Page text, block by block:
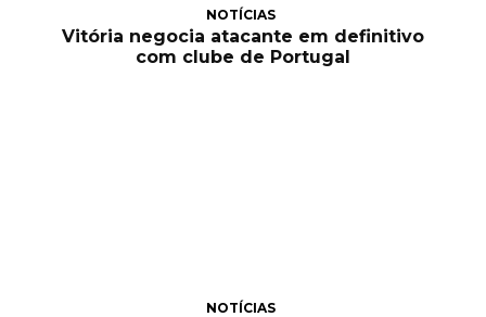
NOTÍCIAS
Vitória negocia atacante em definitivo
com clube de Portugal
NOTÍCIAS